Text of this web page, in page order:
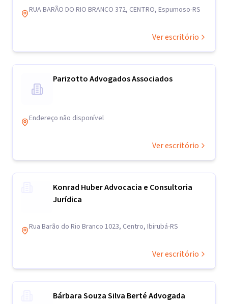
RUA BARÃO DO RIO BRANCO 372, CENTRO, Espumoso-RS
Ver escritório
Parizotto Advogados Associados
Endereço não disponível
Ver escritório
Konrad Huber Advocacia e Consultoria
Jurídica
Rua Barão do Rio Branco 1023, Centro, Ibirubá-RS
Ver escritório
Bárbara Souza Silva Berté Advogada